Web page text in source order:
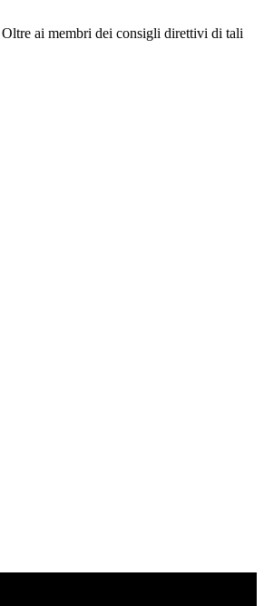
ai membri dei consigli direttivi di tali